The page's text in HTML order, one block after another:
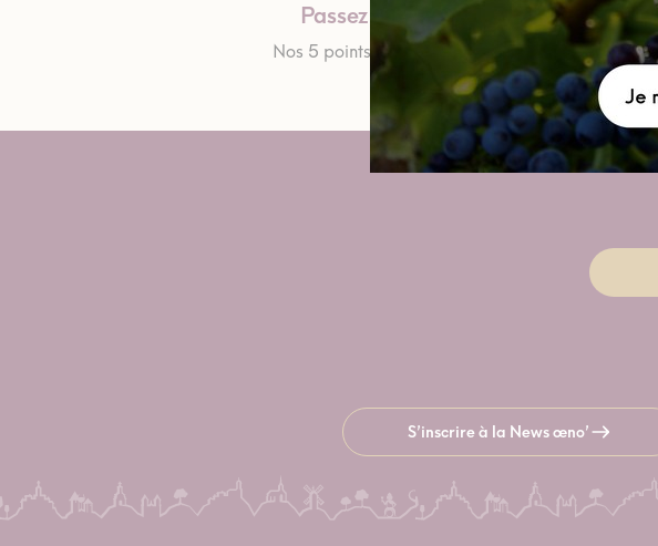
Passez nous voir
Nos 5 points d'informations
S’inscrire à la News œno’